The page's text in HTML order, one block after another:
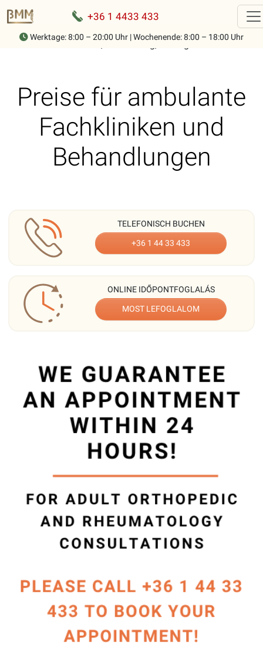
+36 1 4433 433
Werktage: 8:00 – 20:00 Uhr | Wochenende: 8:00 – 18:00 Uhr
Home Fachambulanz, Behandlung, Chirurgie Preise
Preise für ambulante
Fachkliniken und
Behandlungen
TELEFONISCH BUCHEN
+36 1 44 33 433
ONLINE IDŐPONTFOGLALÁS
MOST LEFOGLALOM